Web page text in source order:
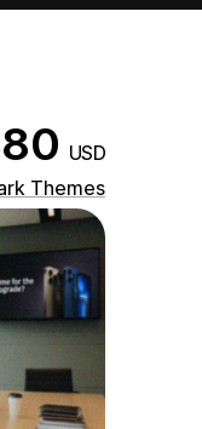
USD
Themes